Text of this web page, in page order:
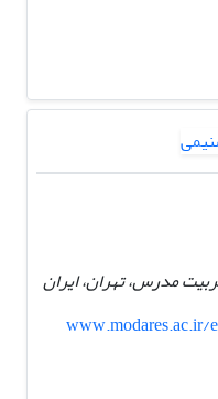
مدرس، تهران، ایران